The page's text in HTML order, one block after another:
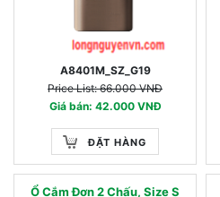
A8401M_SZ_G19
Price List: 66.000 VNĐ
Giá bán: 42.000 VNĐ
ĐẶT HÀNG
Ổ Cắm Đơn 2 Chấu, Size S